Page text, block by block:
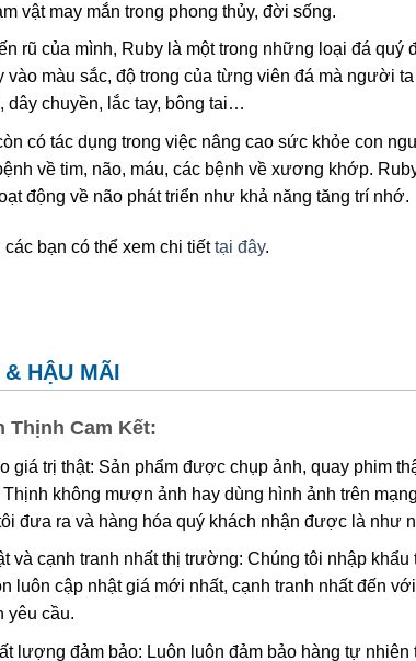
vật may mắn trong phong thủy, đời sống.
rũ của mình, Ruby là một trong những loại đá
vào màu sắc, độ trong của từng viên đá mà người
dây chuyền, lắc tay, bông tai…
có tác dụng trong việc nâng cao sức khỏe con
về tim, não, máu, các bệnh về xương khớp.
động về não phát triển như khả năng tăng trí nhớ.
bạn có thể xem chi tiếttại đây.
HẬU MÃI
Thịnh Cam Kết:
giá trị thật: Sản phẩm được chụp ảnh, quay phim
Thịnh không mượn ảnh hay dùng hình ảnh trên
đưa ra và hàng hóa quý khách nhận được là như
và cạnh tranh nhất thị trường: Chúng tôi nhập
luôn cập nhật giá mới nhất, cạnh tranh nhất đến
yêu cầu.
lượng đảm bảo: Luôn luôn đảm bảo hàng tự